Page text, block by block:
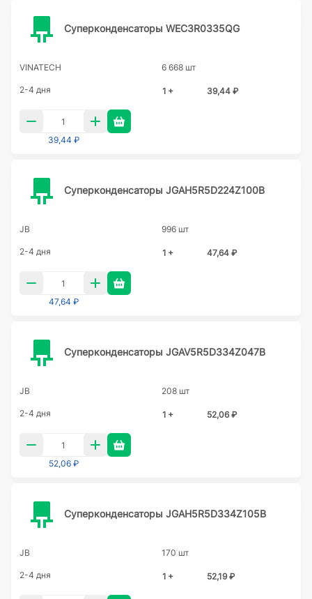
Суперконденсаторы WEC3R0335QG
VINATECH 6 668 шт
2-4 дня 1 + 39,44 ₽
39,44 ₽
Суперконденсаторы JGAH5R5D224Z100B
JB 996 шт
2-4 дня 1 + 47,64 ₽
47,64 ₽
Суперконденсаторы JGAV5R5D334Z047B
JB 208 шт
2-4 дня 1 + 52,06 ₽
52,06 ₽
Суперконденсаторы JGAH5R5D334Z105B
JB 170 шт
2-4 дня 1 + 52,19 ₽